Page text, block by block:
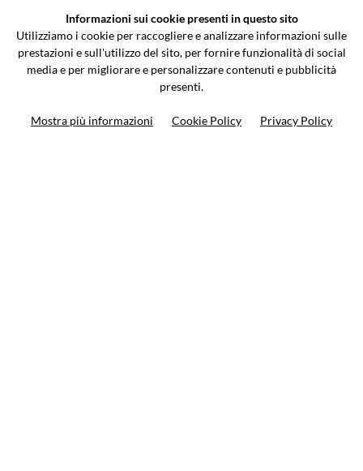
Via Galileo Galilei 5 | Verano Brianza (MB) 20843 | ITALY
0362-805407-info@valtermoto.com
Informazioni sui cookie presenti in questo sito
Utilizziamo i cookie per raccogliere e analizzare informazioni sulle
prestazioni e sull'utilizzo del sito, per fornire funzionalità di social
media e per migliorare e personalizzare contenuti e pubblicità
presenti.
Mostra più informazioni Cookie Policy Privacy Policy